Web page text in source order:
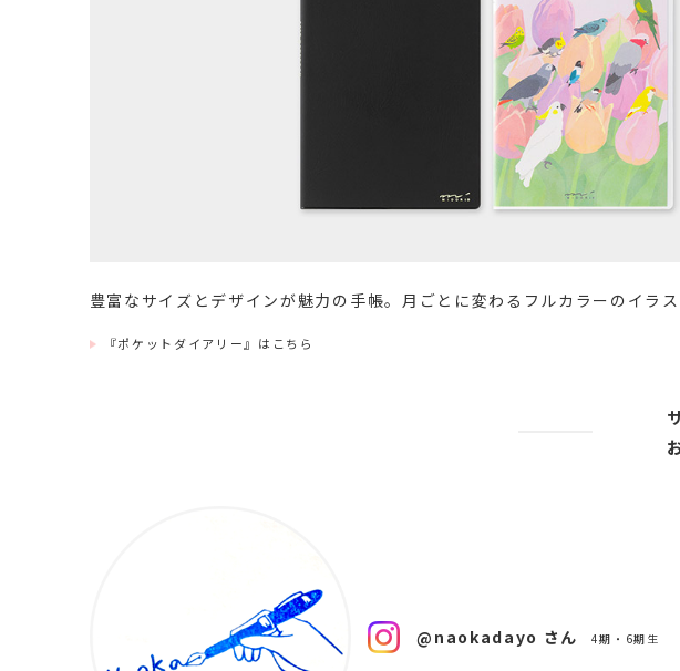
豊富なサイズとデザインが魅力の手帳。月ごとに変わるフルカラーのイラ
『ポケットダイアリー』はこちら
@naokadayo さん 4期・6期生